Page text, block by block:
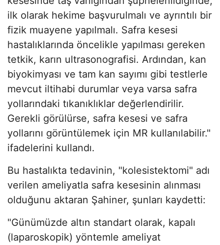
ilk olarak hekime başvurulmalı ve ayrıntılı bir
fizik muayene yapılmalı. Safra kesesi
hastalıklarında öncelikle yapılması gereken
tetkik, karın ultrasonografisi. Ardından, kan
biyokimyası ve tam kan sayımı gibi testlerle
mevcut iltihabi durumlar veya varsa safra
yollarındaki tıkanıklıklar değerlendirilir.
Gerekli görülürse, safra kesesi ve safra
yollarını görüntülemek için MR kullanılabilir."
ifadelerini kullandı.
Bu hastalıkta tedavinin, "kolesistektomi" adı
verilen ameliyatla safra kesesinin alınması
olduğunu aktaran Şahiner, şunları kaydetti:
"Günümüzde altın standart olarak, kapalı
(laparoskopik) yöntemle ameliyat